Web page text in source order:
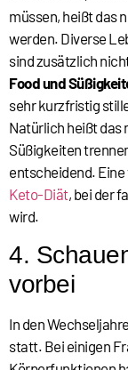
müssen, heißt das
werden. Diverse
sind zusätzlich
Food und
sehr kurzfristig
Natürlich heißt das
Süßigkeiten
entscheidend.
Keto-Diät, bei der
wird.
4.
vorbei
In den
statt. Bei einigen